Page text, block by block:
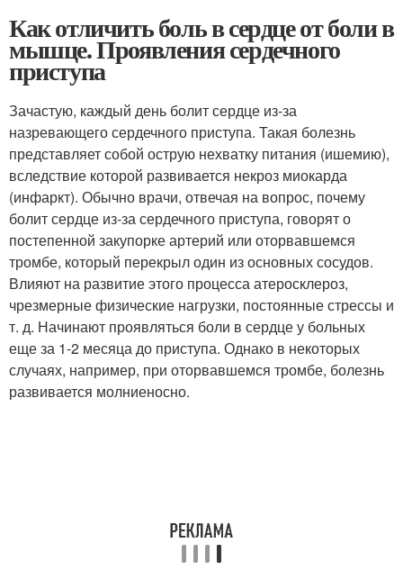
Как отличить боль в сердце от боли в
мышце. Проявления сердечного
приступа
Зачастую, каждый день болит сердце из-за
назревающего сердечного приступа. Такая болезнь
представляет собой острую нехватку питания (ишемию),
вследствие которой развивается некроз миокарда
(инфаркт). Обычно врачи, отвечая на вопрос, почему
болит сердце из-за сердечного приступа, говорят о
постепенной закупорке артерий или оторвавшемся
тромбе, который перекрыл один из основных сосудов.
Влияют на развитие этого процесса атеросклероз,
чрезмерные физические нагрузки, постоянные стрессы и
т. д. Начинают проявляться боли в сердце у больных
еще за 1-2 месяца до приступа. Однако в некоторых
случаях, например, при оторвавшемся тромбе, болезнь
развивается молниеносно.